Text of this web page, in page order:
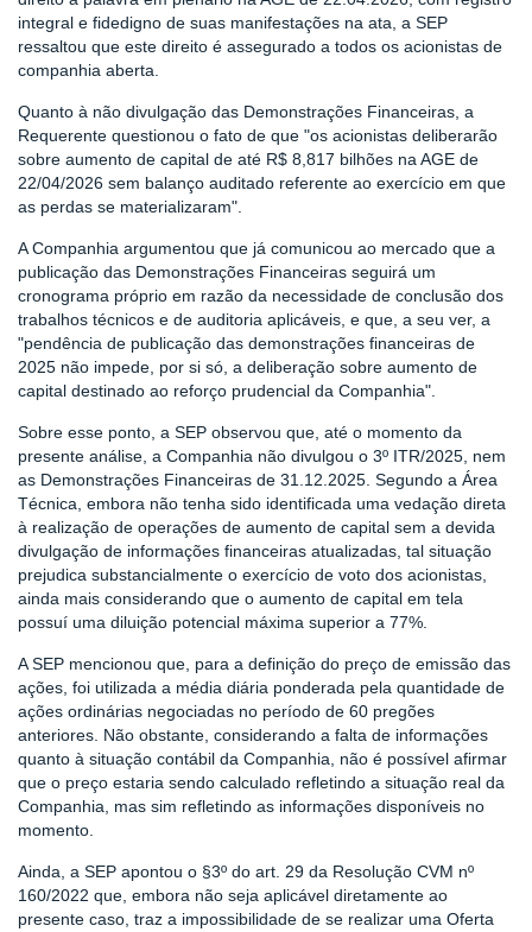
integral e fidedigno de suas manifestações na ata, a SEP
ressaltou que este direito é assegurado a todos os acionistas de
companhia aberta.
Quanto à não divulgação das Demonstrações Financeiras, a
Requerente questionou o fato de que "os acionistas deliberarão
sobre aumento de capital de até R$ 8,817 bilhões na AGE de
22/04/2026 sem balanço auditado referente ao exercício em que
as perdas se materializaram".
A Companhia argumentou que já comunicou ao mercado que a
publicação das Demonstrações Financeiras seguirá um
cronograma próprio em razão da necessidade de conclusão dos
trabalhos técnicos e de auditoria aplicáveis, e que, a seu ver, a
"pendência de publicação das demonstrações financeiras de
2025 não impede, por si só, a deliberação sobre aumento de
capital destinado ao reforço prudencial da Companhia".
Sobre esse ponto, a SEP observou que, até o momento da
presente análise, a Companhia não divulgou o 3º ITR/2025, nem
as Demonstrações Financeiras de 31.12.2025. Segundo a Área
Técnica, embora não tenha sido identificada uma vedação direta
à realização de operações de aumento de capital sem a devida
divulgação de informações financeiras atualizadas, tal situação
prejudica substancialmente o exercício de voto dos acionistas,
ainda mais considerando que o aumento de capital em tela
possuí uma diluição potencial máxima superior a 77%.
A SEP mencionou que, para a definição do preço de emissão das
ações, foi utilizada a média diária ponderada pela quantidade de
ações ordinárias negociadas no período de 60 pregões
anteriores. Não obstante, considerando a falta de informações
quanto à situação contábil da Companhia, não é possível afirmar
que o preço estaria sendo calculado refletindo a situação real da
Companhia, mas sim refletindo as informações disponíveis no
momento.
Ainda, a SEP apontou o §3º do art. 29 da Resolução CVM nº
160/2022 que, embora não seja aplicável diretamente ao
presente caso, traz a impossibilidade de se realizar uma Oferta